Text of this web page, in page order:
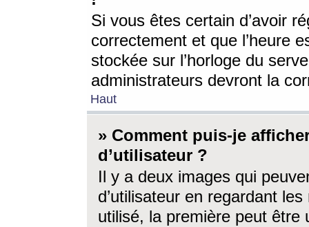
Si vous êtes certain d’avoir
correctement et que l’heure
stockée sur l’horloge du
administrateurs devront la
Haut
» Comment puis-je
d’utilisateur ?
Il y a deux images qui
d’utilisateur en regardant
utilisé, la première peut être